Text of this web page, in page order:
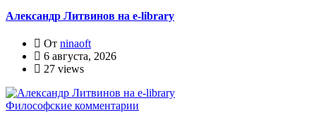
Александр Литвинов на e-library
От ninaoft
6 августа, 2026
27 views
Философские комментарии